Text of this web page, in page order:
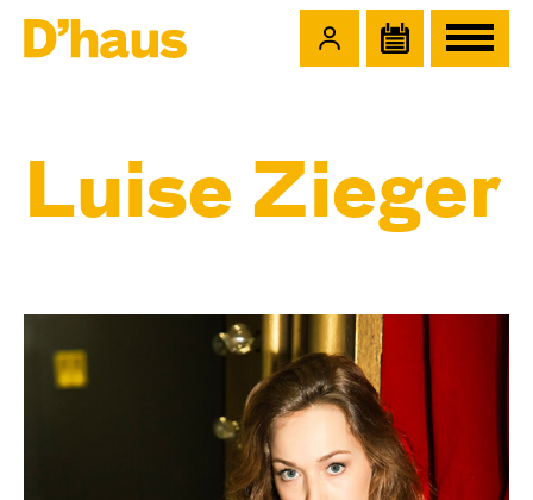
Luise Zieger